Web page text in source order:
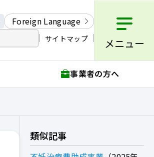
Foreign Language
サイトマップ メニュー
事業者の方へ
類似記事